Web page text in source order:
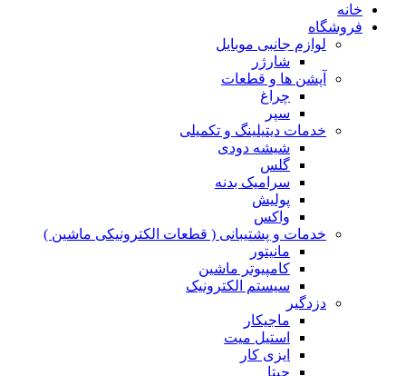
خانه
فروشگاه
لوازم جانبی موبایل
شارژر
آپشن ها و قطعات
چراغ
سپر
خدمات دیتیلینگ و تکمیلی
شیشه دودی
گلس
سرامیک بدنه
پولیش
واکس
خدمات و پشتیبانی ( قطعات الکترونیکی ماشین )
مانیتور
کامپیوتر ماشین
سیستم الکترونیک
دزدگیر
ماجیکار
استیل میت
ایزی کار
چیتا